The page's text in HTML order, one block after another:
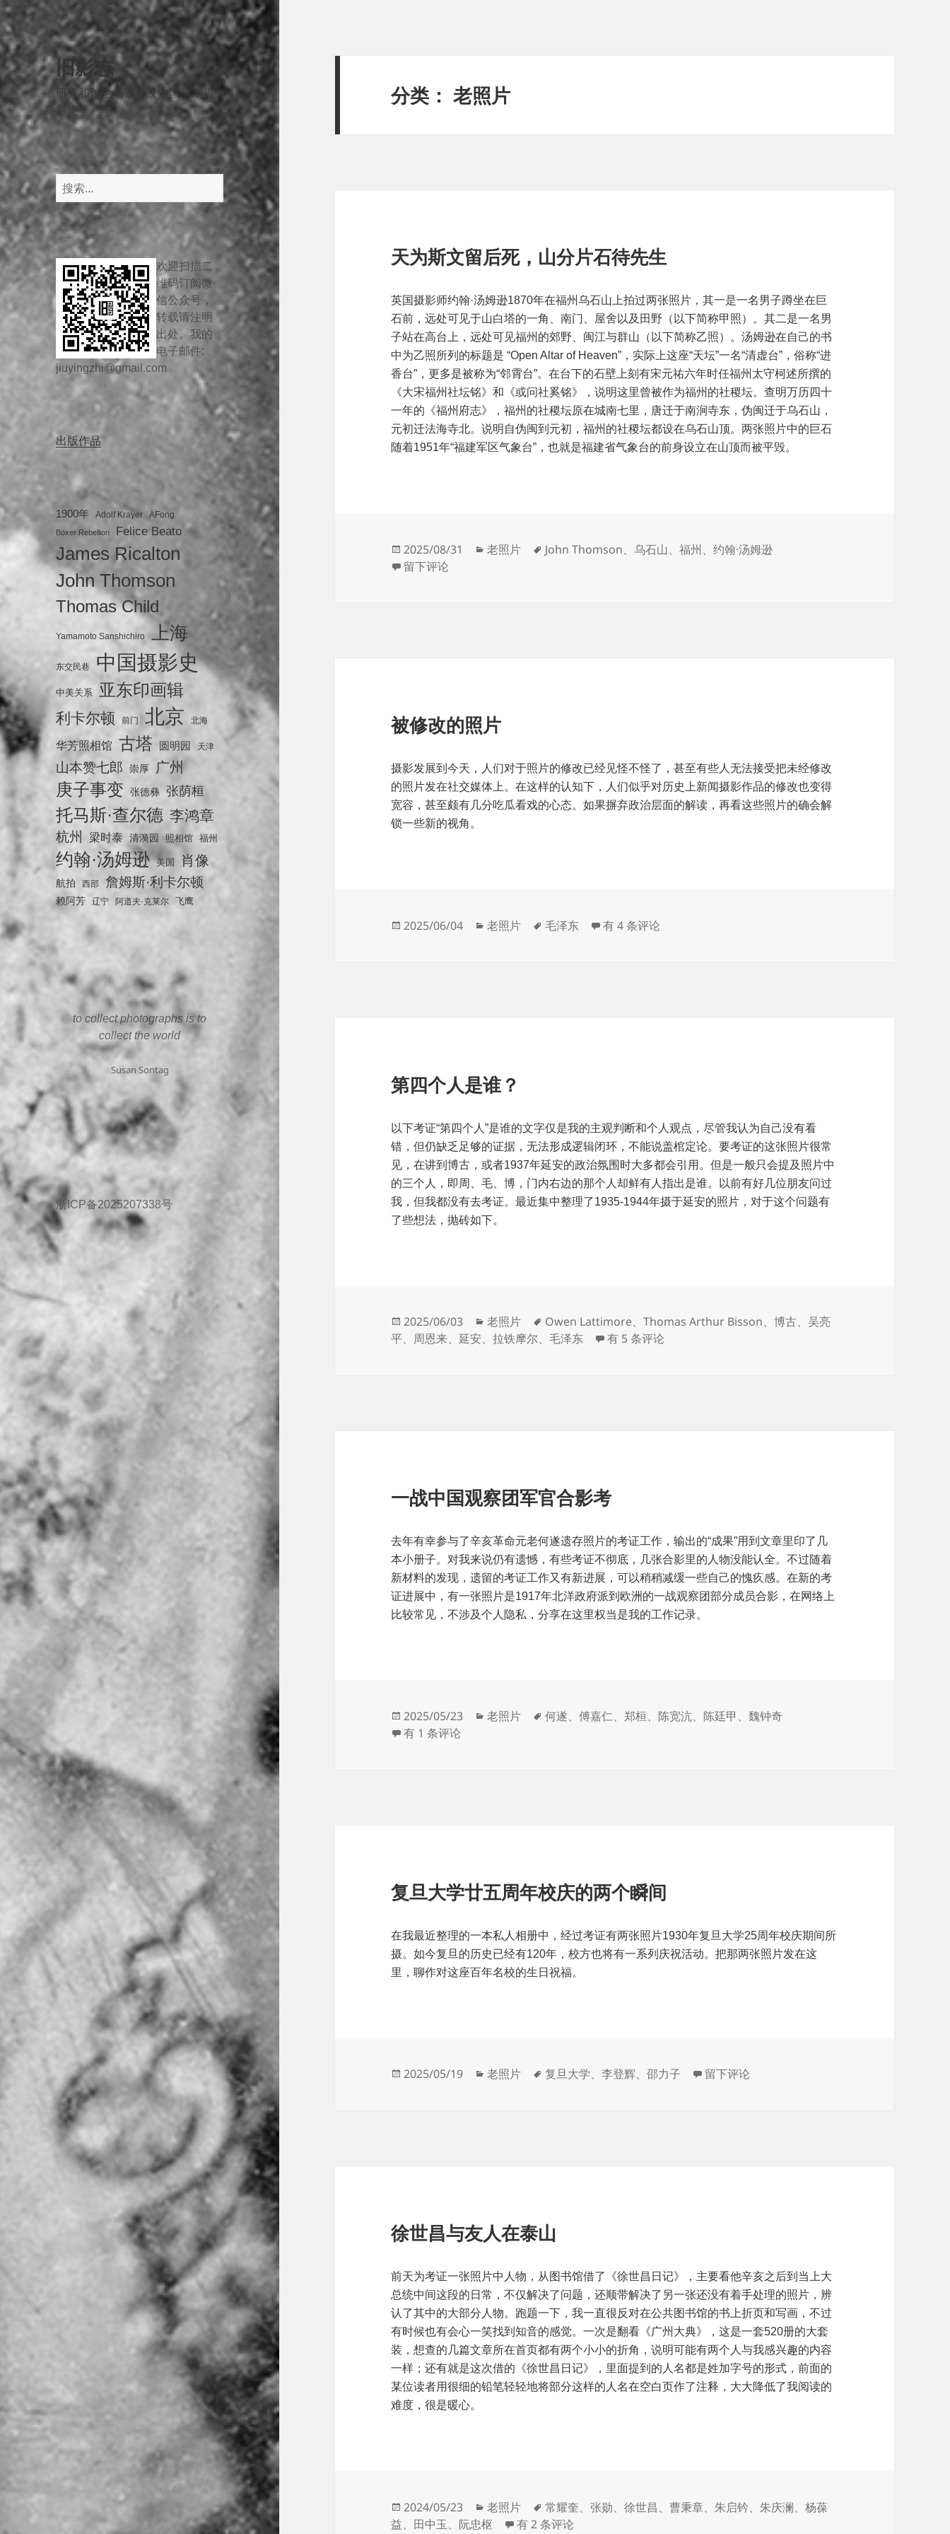
旧影志
研究和讨论老照片及中国早期摄
影史
搜
欢迎扫描二
维码订阅微
信公众号，
转载请注明
出处。我的
电子邮件:
jiuyingzhi@gmail.com
出版作品
1900年 Adolf Krayer AFong
Boxer Rebellion Felice Beato
James Ricalton
John Thomson
Thomas Child
Yamamoto Sanshichiro 上海
东交民巷 中国摄影史
中美关系 亚东印画辑
利卡尔顿 前门 北京 北海
华芳照相馆 古塔 圆明园 天津
山本赞七郎 崇厚 广州
庚子事变 张德彝 张荫桓
托马斯·查尔德 李鸿章
杭州 梁时泰 清漪园 照相馆 福州
约翰·汤姆逊 美国 肖像
航拍 西部 詹姆斯·利卡尔顿
赖阿芳 辽宁 阿道夫·克莱尔 飞鹰
to collect photographs is to
collect the world
Susan Sontag
浙ICP备2025207338号
分类：老照片
天为斯文留后死，山分片石待先生
英国摄影师约翰·汤姆逊1870年在福州乌石山上拍过两张照片，其一是一名男子蹲坐在巨
石前，远处可见于山白塔的一角、南门、屋舍以及田野（以下简称甲照）。其二是一名男
子站在高台上，远处可见福州的郊野、闽江与群山（以下简称乙照）。汤姆逊在自己的书
中为乙照所列的标题是 “Open Altar of Heaven”，实际上这座“天坛”一名“清虚台”，俗称“进
香台”，更多是被称为“邻霄台”。在台下的石壁上刻有宋元祐六年时任福州太守柯述所撰的
《大宋福州社坛铭》和《或问社奚铭》，说明这里曾被作为福州的社稷坛。查明万历四十
一年的《福州府志》，福州的社稷坛原在城南七里，唐迁于南涧寺东，伪闽迁于乌石山，
元初迁法海寺北。说明自伪闽到元初，福州的社稷坛都设在乌石山顶。两张照片中的巨石
随着1951年“福建军区气象台”，也就是福建省气象台的前身设立在山顶而被平毁。
发
布
2025/08/31
分
老照片
标
John Thomson、乌石山、福州、约翰·汤姆逊
于天为斯文留后死，山分片石待先生
留下评论
被修改的照片
摄影发展到今天，人们对于照片的修改已经见怪不怪了，甚至有些人无法接受把未经修改
的照片发在社交媒体上。在这样的认知下，人们似乎对历史上新闻摄影作品的修改也变得
宽容，甚至颇有几分吃瓜看戏的心态。如果摒弃政治层面的解读，再看这些照片的确会解
锁一些新的视角。
发
2025/06/04
分
老照片
标
毛泽东 被修改的照片
有 4 条评论
第四个人是谁？
以下考证“第四个人”是谁的文字仅是我的主观判断和个人观点，尽管我认为自己没有看
错，但仍缺乏足够的证据，无法形成逻辑闭环，不能说盖棺定论。要考证的这张照片很常
见，在讲到博古，或者1937年延安的政治氛围时大多都会引用。但是一般只会提及照片中
的三个人，即周、毛、博，门内右边的那个人却鲜有人指出是谁。以前有好几位朋友问过
我，但我都没有去考证。最近集中整理了1935-1944年摄于延安的照片，对于这个问题有
了些想法，抛砖如下。
发
2025/06/03
分
类
老照片
标
签
Owen Lattimore、Thomas Arthur Bisson、博古、 吴亮
平、 周恩来、 延安、拉铁摩尔、毛泽东 第四个人是谁？
有 5 条评论
一战中国观察团军官合影考
去年有幸参与了辛亥革命元老何遂遗存照片的考证工作，输出的“成果”用到文章里印了几
本小册子。对我来说仍有遗憾，有些考证不彻底，几张合影里的人物没能认全。不过随着
新材料的发现，遗留的考证工作又有新进展，可以稍稍减缓一些自己的愧疚感。在新的考
证进展中，有一张照片是1917年北洋政府派到欧洲的一战观察团部分成员合影，在网络上
比较常见，不涉及个人隐私，分享在这里权当是我的工作记录。
发
布
2025/05/23
分
老照片
标
何遂、傅嘉仁、郑桓、 陈宽沆、 陈廷甲 、魏钟奇
一战中国观察团军官合影考
有 1 条评论
复旦大学廿五周年校庆的两个瞬间
在我最近整理的一本私人相册中，经过考证有两张照片1930年复旦大学25周年校庆期间所
摄。如今复旦的历史已经有120年，校方也将有一系列庆祝活动。把那两张照片发在这
里，聊作对这座百年名校的生日祝福。
发
2025/05/19
分
老照片
标
复旦大学、李登辉、邵力子 于复旦大学廿五周年校庆的两个瞬间
留下评论
徐世昌与友人在泰山
前天为考证一张照片中人物，从图书馆借了《徐世昌日记》，主要看他辛亥之后到当上大
总统中间这段的日常，不仅解决了问题，还顺带解决了另一张还没有着手处理的照片，辨
认了其中的大部分人物。跑题一下，我一直很反对在公共图书馆的书上折页和写画，不过
有时候也有会心一笑找到知音的感觉。一次是翻看《广州大典》，这是一套520册的大套
装，想查的几篇文章所在首页都有两个小小的折角，说明可能有两个人与我感兴趣的内容
一样；还有就是这次借的《徐世昌日记》，里面提到的人名都是姓加字号的形式，前面的
某位读者用很细的铅笔轻轻地将部分这样的人名在空白页作了注释，大大降低了我阅读的
难度，很是暖心。
发
布
2024/05/23
分
类
老照片
标
签
常耀奎、张勋、徐世昌、曹秉章、 朱启钤、 朱庆澜、杨葆
益、 田中玉、 阮忠枢 徐世昌与友人在泰山
有 2 条评论